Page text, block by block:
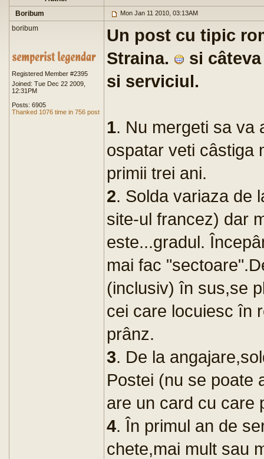
Boribum
Mon Jan 11 2010, 03:13AM
boribum
Registered Member #2395
Joined: Tue Dec 22 2009,
12:31PM
Posts: 6905
Thanked 1076 time in 756 post
Un post cu tipic
Straina.
si
si serviciul.
1. Nu mergeti sa va
ospatar veti câstiga
primii trei ani.
2. Solda variaza de
site-ul francez) dar
este...gradul.
mai fac
(inclusiv) în sus,se
cei care locuiesc în
prânz.
3. De la
Postei (nu se poate
are un card cu care
4. În primul an de
chete,mai mult sau